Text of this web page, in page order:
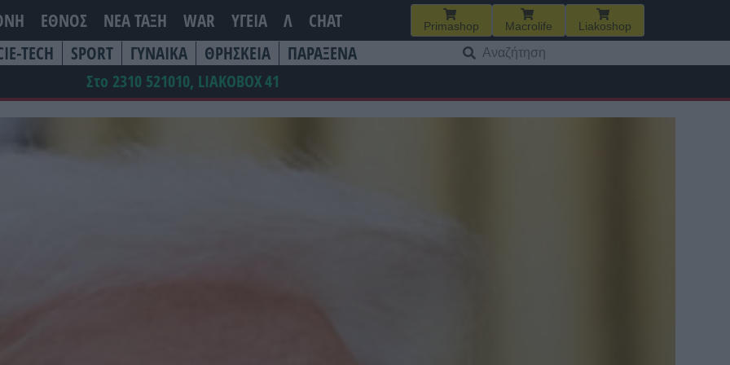
ΕΘΝΟΣ ΝΕΑ ΤΆΞΗ WAR ΥΓΕΙΑ Λ CHAT Primashop Macrolife Liakoshop
TECH SPORT ΓΥΝΑΙΚΑ ΘΡΗΣΚΕΙΑ ΠΑΡΑΞΕΝΑ
για:
Στο 2310 521010, LIAKOBOX41